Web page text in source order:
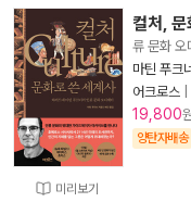
미리보기
컬처,
류 문화 오
마틴 푸크
어크로스
19,800
양탄자배송